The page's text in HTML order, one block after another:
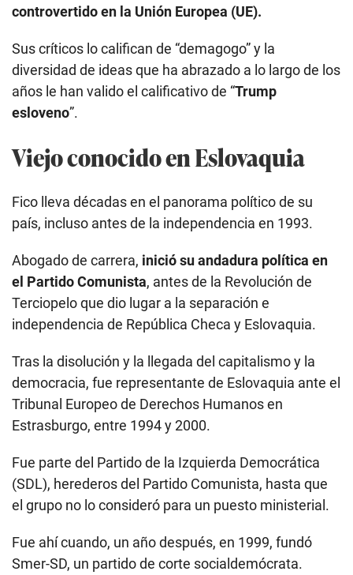
controvertido en la Unión Europea (UE).
Sus críticos lo califican de “demagogo” y la
diversidad de ideas que ha abrazado a lo largo de los
años le han valido el calificativo de “Trump
esloveno”.
Viejo conocido en Eslovaquia
Fico lleva décadas en el panorama político de su
país, incluso antes de la independencia en 1993.
Abogado de carrera, inició su andadura política en
el Partido Comunista, antes de la Revolución de
Terciopelo que dio lugar a la separación e
independencia de República Checa y Eslovaquia.
Tras la disolución y la llegada del capitalismo y la
democracia, fue representante de Eslovaquia ante el
Tribunal Europeo de Derechos Humanos en
Estrasburgo, entre 1994 y 2000.
Fue parte del Partido de la Izquierda Democrática
(SDL), herederos del Partido Comunista, hasta que
el grupo no lo consideró para un puesto ministerial.
Fue ahí cuando, un año después, en 1999, fundó
Smer-SD, un partido de corte socialdemócrata.